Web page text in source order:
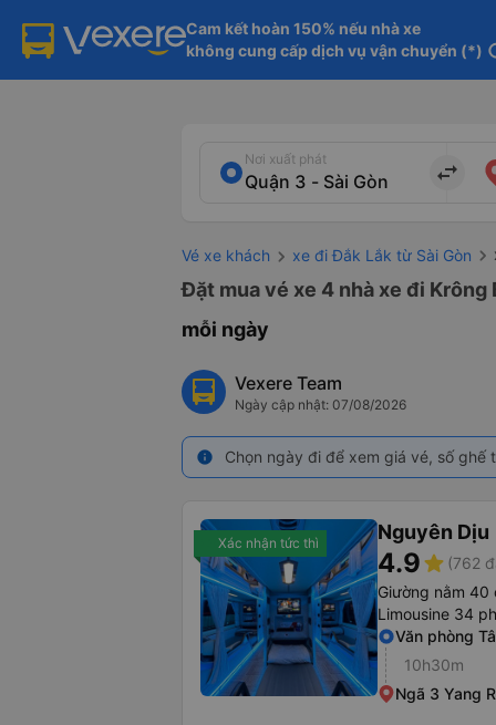
Cam kết hoàn 150% nếu nhà xe
không cung cấp dịch vụ vận chuyển (*)
Nơi xuất phát
import_export
Vé xe khách xe đi Đắk Lắk từ Sài Gòn
Đặt mua vé xe 4 nhà xe đi
mỗi ngày
Vexere Team
Ngày cập nhật: 07/08/2026
info Chọn ngày đi để xem giá vé, số
Xác nhận tức thì Nguyên Dịu
4.9star (762
Giường nằm 40
Limousine 34
Văn phòng
10h30m
Ngã 3 Yang